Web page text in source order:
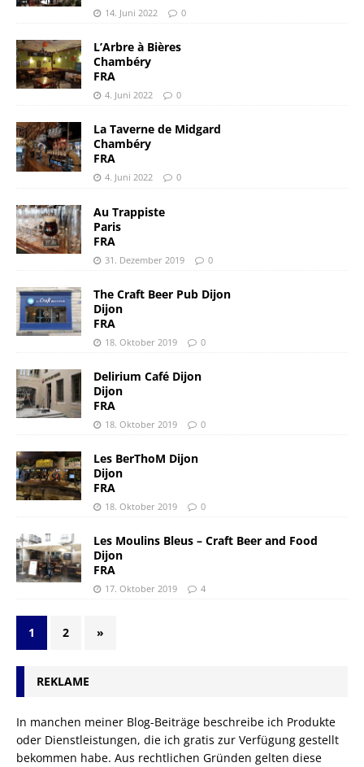
14. Juni 2022 0
L’Arbre à Bières
Chambéry
FRA
4. Juni 2022 0
La Taverne de Midgard
Chambéry
FRA
4. Juni 2022 0
Au Trappiste
Paris
FRA
31. Dezember 2019 0
The Craft Beer Pub Dijon
Dijon
FRA
18. Oktober 2019 0
Delirium Café Dijon
Dijon
FRA
18. Oktober 2019 0
Les BerThoM Dijon
Dijon
FRA
18. Oktober 2019 0
Les Moulins Bleus – Craft Beer and Food
Dijon
FRA
17. Oktober 2019 4
1 2 »
REKLAME
In manchen meiner Blog-Beiträge beschreibe ich Produkte
oder Dienstleistungen, die ich gratis zur Verfügung gestellt
bekommen habe. Aus rechtlichen Gründen gelten diese